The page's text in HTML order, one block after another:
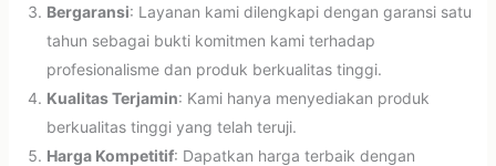
Bergaransi: Layanan kami dilengkapi dengan garansi satu
tahun sebagai bukti komitmen kami terhadap
profesionalisme dan produk berkualitas tinggi.
Kualitas Terjamin: Kami hanya menyediakan produk
berkualitas tinggi yang telah teruji.
Harga Kompetitif: Dapatkan harga terbaik dengan